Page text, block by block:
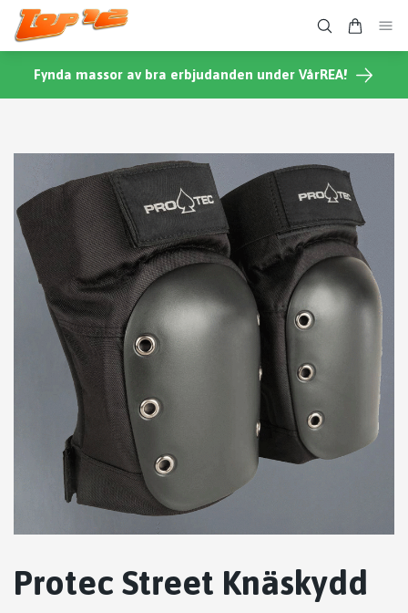
Fynda massor av bra erbjudanden under VårREA!
Protec Street Knäskydd